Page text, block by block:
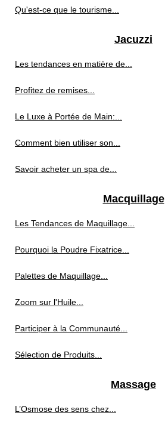
Qu'est-ce que le tourisme...
Jacuzzi
Les tendances en matière de...
Profitez de remises...
Le Luxe à Portée de Main:...
Comment bien utiliser son...
Savoir acheter un spa de...
Macquillage
Les Tendances de Maquillage...
Pourquoi la Poudre Fixatrice...
Palettes de Maquillage...
Zoom sur l'Huile...
Participer à la Communauté...
Sélection de Produits...
Massage
L’Osmose des sens chez...